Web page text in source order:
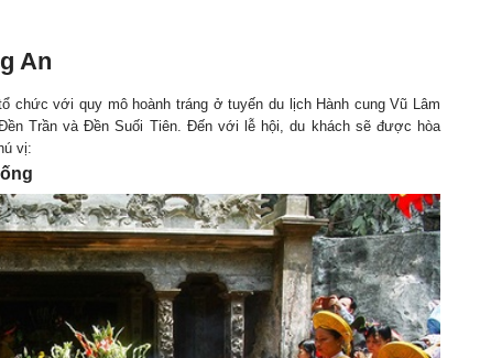
An
chức với quy mô hoành tráng ở tuyến du lịch Hành cung Vũ Lâm
Trần và Đền Suối Tiên. Đến với lễ hội, du khách sẽ được hòa
vị: